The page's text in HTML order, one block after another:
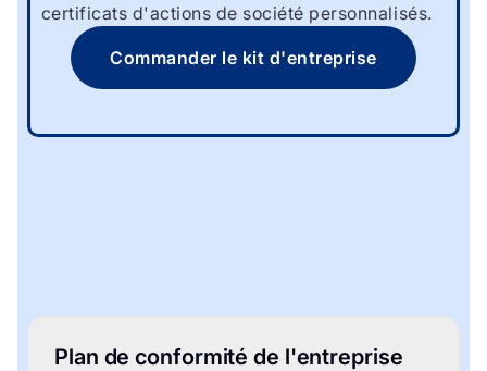
certificats d'actions de société personnalisés.
Commander le kit d'entreprise
Plan de conformité de l'entreprise